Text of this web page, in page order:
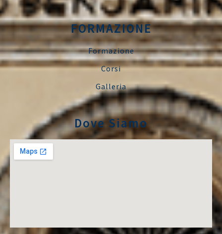
FORMAZIONE
Formazione
Corsi
Galleria
Dove Siamo